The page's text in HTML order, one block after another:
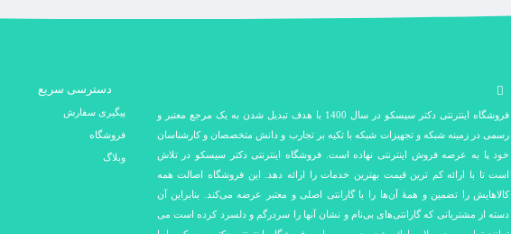
فروشگاه اینترنتی دکتر سیسکو در سال 1400 با هدف تبدیل شدن به یک مرجع معتبر و
رسمی در زمینه شبکه و تجهیزات شبکه با تکیه بر تجارب و دانش متخصصان و کارشناسان
خود پا به عرصه فروش اینترنتی نهاده است. فروشگاه اینترنتی دکتر سیسکو در تلاش
است تا با ارائه کم ترین قیمت بهترین خدمات را ارائه دهد. این فروشگاه اصالت همه
کالاهایش را تضمین و همۀ آن‌ها را با گارانتی اصلی و معتبر عرضه می‌کند. بنابراین آن
دسته از مشتریانی که گارانتی‌های بی‌نام و نشان آنها را سردرگم و دلسرد کرده است می
دسترسی سریع
پیگیری سفارش
فروشگاه
وبلاگ